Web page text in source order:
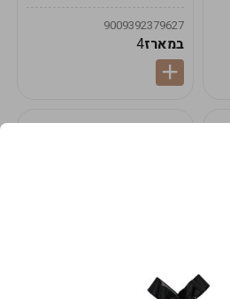
9009392379627
במארז4
במלאי